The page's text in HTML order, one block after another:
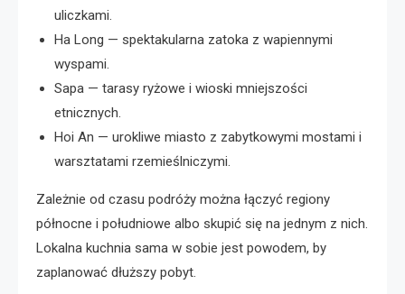
uliczkami.
Ha Long — spektakularna zatoka z wapiennymi
wyspami.
Sapa — tarasy ryżowe i wioski mniejszości
etnicznych.
Hoi An — urokliwe miasto z zabytkowymi mostami i
warsztatami rzemieślniczymi.
Zależnie od czasu podróży można łączyć regiony
północne i południowe albo skupić się na jednym z nich.
Lokalna kuchnia sama w sobie jest powodem, by
zaplanować dłuższy pobyt.